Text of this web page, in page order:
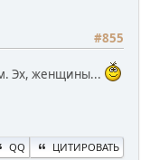
#855
Эх, женщины...
QQ ЦИТИРОВАТЬ